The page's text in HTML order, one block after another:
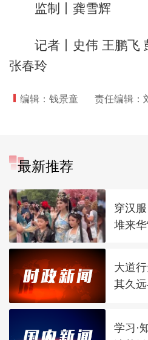
监制丨龚雪辉
记者丨史伟 王鹏飞
张春玲
编辑：钱景童 责任编辑：
最新推荐
穿汉
堆来华
大道
其久
学习·